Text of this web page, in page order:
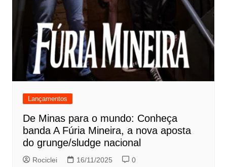
Lançamentos
De Minas para o mundo: Conheça
banda A Fúria Mineira, a nova aposta
do grunge/sludge nacional
Rociclei 16/11/2025 0